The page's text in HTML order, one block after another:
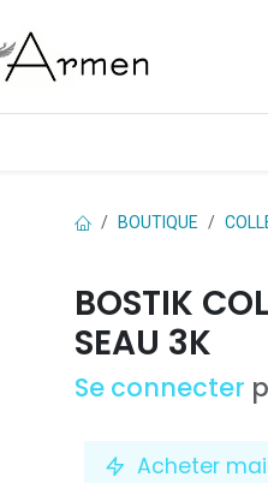
BOUTIQUE
BOSTIK
SEAU 3K
Se connecter
Acheter